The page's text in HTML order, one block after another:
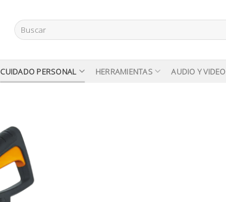
Buscar
por:
CUIDADO PERSONAL HERRAMIENTAS AUDIO Y VIDEO